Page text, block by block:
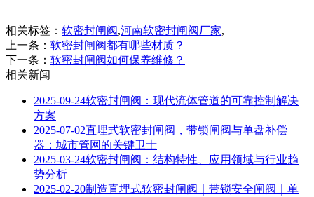
相关标签： 软密封闸阀,河南软密封闸阀厂家,
上一条： 软密封闸阀都有哪些材质？
下一条： 软密封闸阀如何保养维修？
相关新闻
2025-09-24软密封闸阀：现代流体管道的可靠控制解决
方案
2025-07-02直埋式软密封闸阀，带锁闸阀与单盘补偿
器：城市管网的关键卫士
2025-03-24软密封闸阀：结构特性、应用领域与行业趋
势分析
2025-02-20制造直埋式软密封闸阀｜带锁安全闸阀｜单